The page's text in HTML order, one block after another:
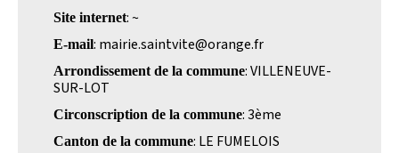
Site internet: ~
E-mail: mairie.saintvite@orange.fr
Arrondissement de la commune: VILLENEUVE-
SUR-LOT
Circonscription de la commune: 3ème
Canton de la commune: LE FUMELOIS